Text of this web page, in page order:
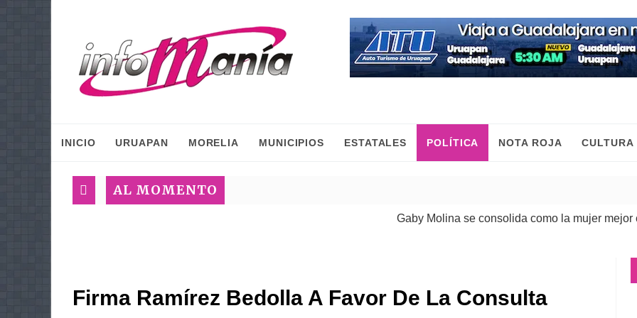
INICIO URUAPAN MORELIA MUNICIPIOS ESTATALES POLÍTICA NOTA ROJA CULTURA
AL MOMENTO
Gaby Molina se consolida como la mujer mejor
Firma Ramírez Bedolla A Favor De La Consulta